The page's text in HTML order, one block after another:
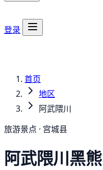
登录
首页
地区
阿武隈川
旅游景点 · 宫城县
阿武隈川黑熊